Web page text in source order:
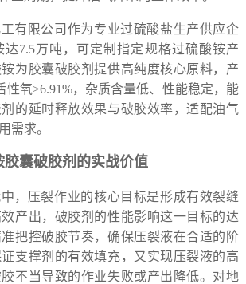
有限公司作为专业过硫酸盐生产供应企
达7.5万吨，可定制指定规格过硫酸铵产
为胶囊破胶剂提供高纯度核心原料，产
性氧≥6.91%，杂质含量低、性能稳定，能
的延时释放效果与破胶效率，适配油气
需求。
胶囊破胶剂的实战价值
，压裂作业的核心目标是形成有效裂缝
产出，破胶剂的性能影响这一目标的达
把控破胶节奏，确保压裂液在合适的阶
支撑剂的有效填充，又实现压裂液的高
不当导致的作业失败或产出降低。对地